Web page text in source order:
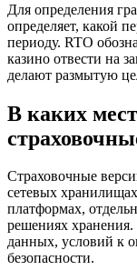
Для определения
определяет, какой
периоду. RTO
казино отвести на
делают размытую
В каких
Страховочные
сетевых
платформах,
решениях
данных, условий к
безопасности.